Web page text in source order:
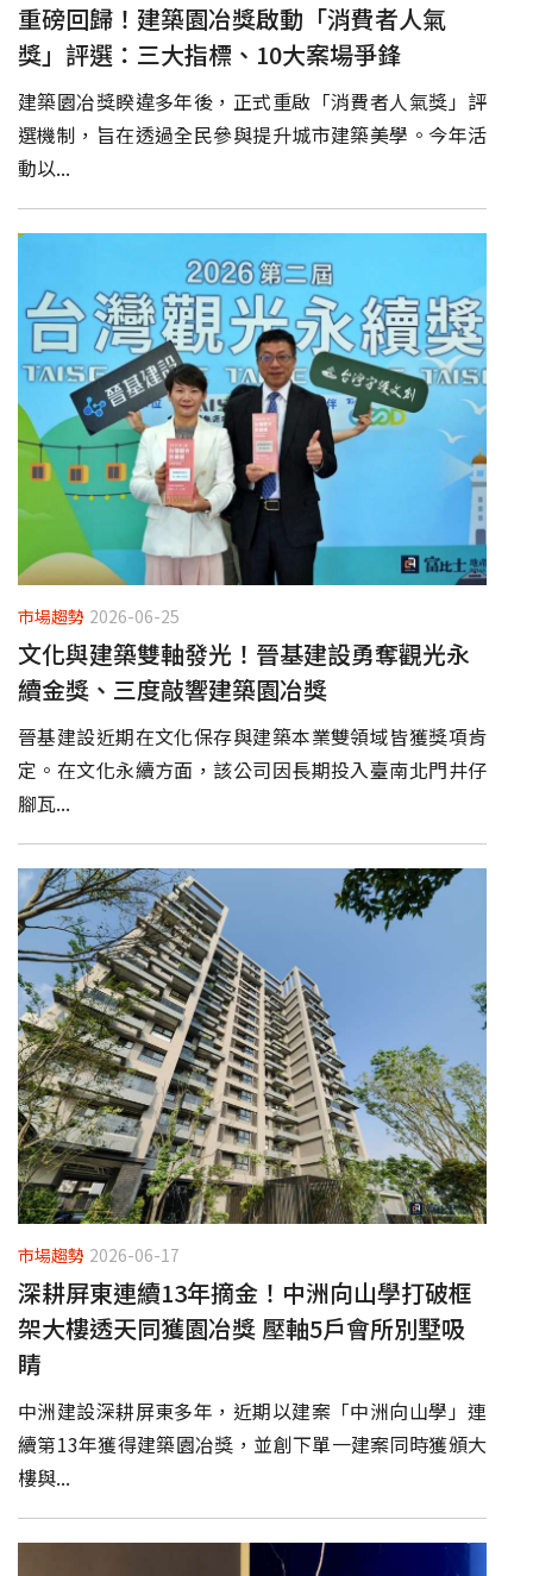
重磅回歸！建築園冶獎啟動「消費者人氣
獎」評選：三大指標、10大案場爭鋒
建築園冶獎睽違多年後，正式重啟「消費者人氣獎」評
選機制，旨在透過全民參與提升城市建築美學。今年活
動以...
市場趨勢 2026-06-25
文化與建築雙軸發光！晉基建設勇奪觀光永
續金獎、三度敲響建築園冶獎
晉基建設近期在文化保存與建築本業雙領域皆獲獎項肯
定。在文化永續方面，該公司因長期投入臺南北門井仔
腳瓦...
市場趨勢 2026-06-17
深耕屏東連續13年摘金！中洲向山學打破框
架大樓透天同獲園冶獎 壓軸5戶會所別墅吸
睛
中洲建設深耕屏東多年，近期以建案「中洲向山學」連
續第13年獲得建築園冶獎，並創下單一建案同時獲頒大
樓與...